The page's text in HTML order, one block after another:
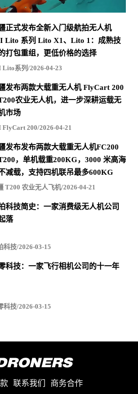
正式发布全新入门级航拍无人机
Lito 系列 Lito X1、Lito 1：成熟技
打包重组，更低价格的选择
Lito系列/2026-04-23
发布两款大载重无人机 FlyCart 200
农业无人机，进一步深耕运载无
市场
FlyCart 200/2026-04-21
发布发布两款大载重无人机FC200
，单机载重200KG，3000 米高海
减载，支持四机联吊最多600KG
T200 农业无人飞机/2026-04-21
科技简史：一家消费级无人机公司
落
科技/2026-03-15
科技：一家飞行相机公司的十一年
科技/2026-03-15
联系我们 商务合作